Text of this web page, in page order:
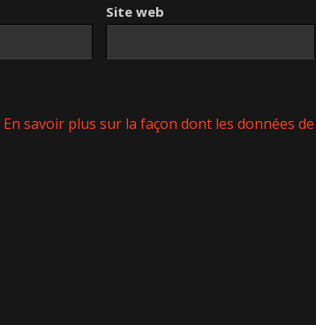
Site web
En savoir plus sur la façon dont les données de